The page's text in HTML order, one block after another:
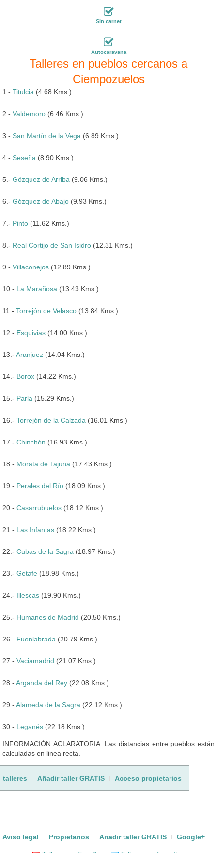
Sin carnet
Autocaravana
Talleres en pueblos cercanos a
Ciempozuelos
1.- Titulcia (4.68 Kms.)
2.- Valdemoro (6.46 Kms.)
3.- San Martín de la Vega (6.89 Kms.)
4.- Seseña (8.90 Kms.)
5.- Gózquez de Arriba (9.06 Kms.)
6.- Gózquez de Abajo (9.93 Kms.)
7.- Pinto (11.62 Kms.)
8.- Real Cortijo de San Isidro (12.31 Kms.)
9.- Villaconejos (12.89 Kms.)
10.- La Marañosa (13.43 Kms.)
11.- Torrejón de Velasco (13.84 Kms.)
12.- Esquivias (14.00 Kms.)
13.- Aranjuez (14.04 Kms.)
14.- Borox (14.22 Kms.)
15.- Parla (15.29 Kms.)
16.- Torrejón de la Calzada (16.01 Kms.)
17.- Chinchón (16.93 Kms.)
18.- Morata de Tajuña (17.43 Kms.)
19.- Perales del Río (18.09 Kms.)
20.- Casarrubuelos (18.12 Kms.)
21.- Las Infantas (18.22 Kms.)
22.- Cubas de la Sagra (18.97 Kms.)
23.- Getafe (18.98 Kms.)
24.- Illescas (19.90 Kms.)
25.- Humanes de Madrid (20.50 Kms.)
26.- Fuenlabrada (20.79 Kms.)
27.- Vaciamadrid (21.07 Kms.)
28.- Arganda del Rey (22.08 Kms.)
29.- Alameda de la Sagra (22.12 Kms.)
30.- Leganés (22.18 Kms.)
INFORMACIÓN ACLARATORIA: Las distancias entre pueblos están
calculadas en linea recta.
talleres Añadir taller GRATIS Acceso propietarios
Aviso legal Propietarios Añadir taller GRATIS Google+